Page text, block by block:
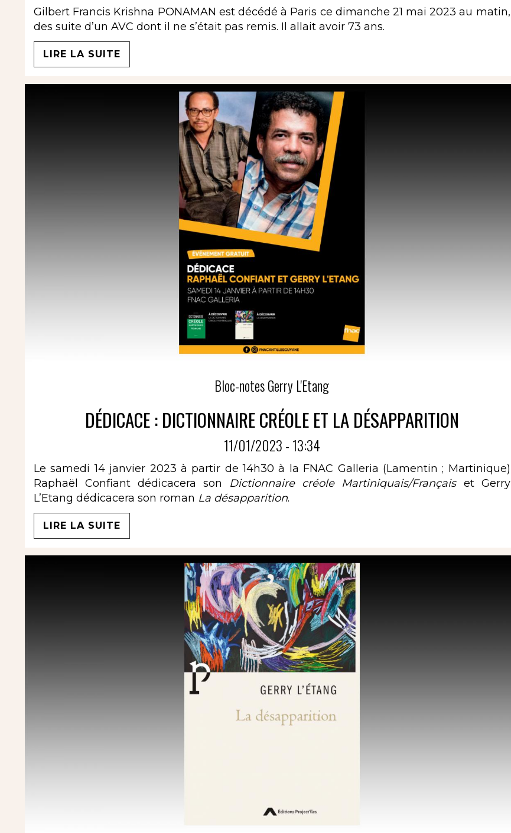
Gilbert Francis Krishna PONAMAN est décédé à Paris ce dimanche 21 mai 2023 au matin,
des suite d’un AVC dont il ne s’était pas remis. Il allait avoir 73 ans.
LIRE LA SUITE
Bloc-notes Gerry L'Etang
DÉDICACE : DICTIONNAIRE CRÉOLE ET LA DÉSAPPARITION
11/01/2023 - 13:34
Le samedi 14 janvier 2023 à partir de 14h30 à la FNAC Galleria (Lamentin ; Martinique)
Raphaël Confiant dédicacera son Dictionnaire créole Martiniquais/Françaiset Gerry
L’Etang dédicacera son roman La désapparition.
LIRE LA SUITE